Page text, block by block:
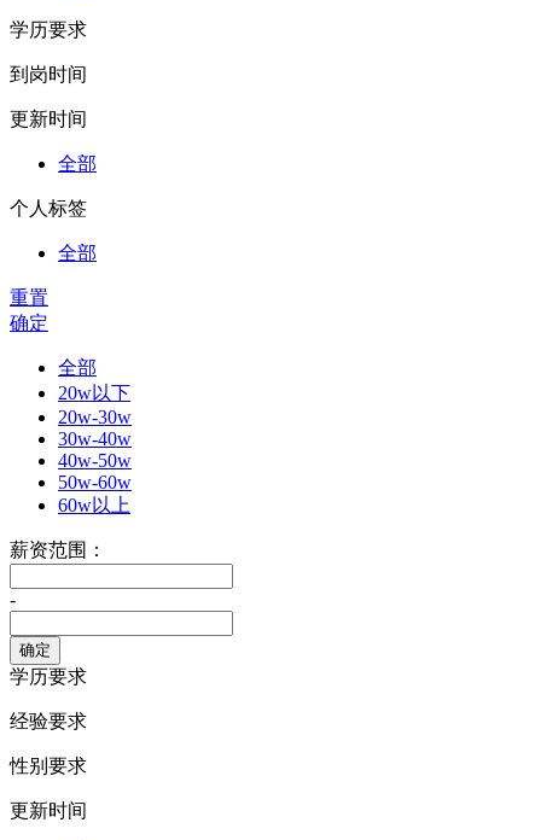
学历要求
到岗时间
更新时间
全部
个人标签
全部
重置
确定
全部
20w以下
20w-30w
30w-40w
40w-50w
50w-60w
60w以上
薪资范围：
-
学历要求
经验要求
性别要求
更新时间